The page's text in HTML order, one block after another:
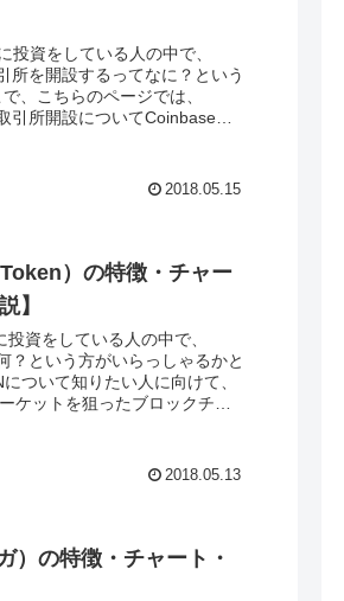
投資をしている人の中で、
所を開設するってなに？という
、こちらのページでは、
所開設についてCoinbaseと
2018.05.15
）の特徴・チャー
】
資をしている人の中で、
？という方がいらっしゃるかと
ついて知りたい人に向けて、
ットを狙ったブロックチェ
どこよりもオトクな買い方を
2018.05.13
）の特徴・チャート・